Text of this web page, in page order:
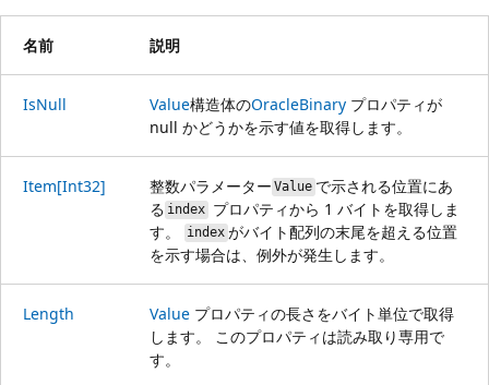
名前 説明
IsNull Value構造体のOracleBinary プロパティが
null かどうかを示す値を取得します。
Item[Int32] 整数パラメーター Valueで示される位置にあ
る indexプロパティから 1 バイトを取得しま
す。
indexがバイト配列の末尾を超える位置
を示す場合は、例外が発生します。
Length Value プロパティの長さをバイト単位で取得
します。 このプロパティは読み取り専用で
す。